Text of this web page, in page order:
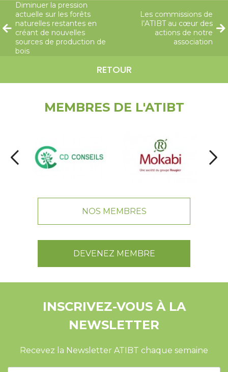
Diminuer la pression
actuelle sur les forêts
naturelles restantes en
créant de nouvelles
sources de production de
bois
RETOUR
Les commissions de
l’ATIBT au cœur des
actions de notre
association
MEMBRES DE L'ATIBT
NOS MEMBRES
DEVENEZ MEMBRE
INSCRIVEZ-VOUS À LA
NEWSLETTER
Recevez la Newsletter ATIBT chaque semaine